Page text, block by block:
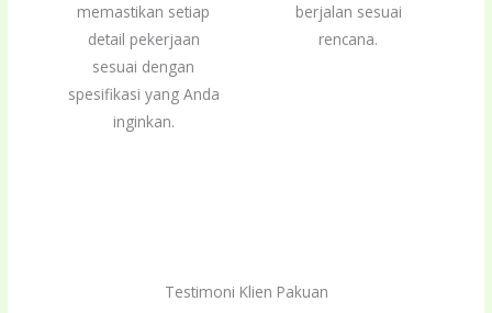
memastikan setiap
detail pekerjaan
sesuai dengan
spesifikasi yang Anda
inginkan.
berjalan sesuai
rencana.
Testimoni Klien Pakuan